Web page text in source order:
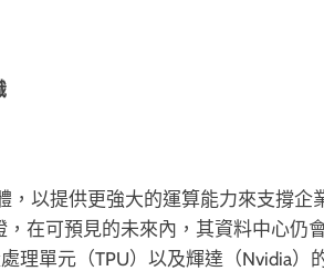
，以提供更強大的運算能力來支撐企
在可預見的未來內，其資料中心仍
理單元（TPU）以及輝達（Nvidia）